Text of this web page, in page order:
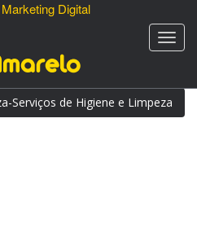
Digital
Serviços de Higiene e Limpeza